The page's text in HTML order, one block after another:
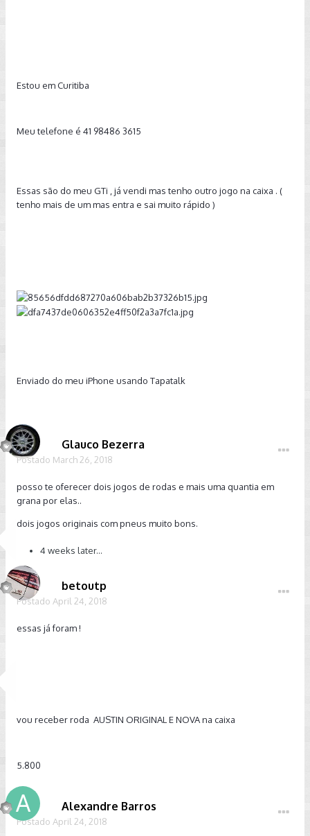
Estou em Curitiba
Meu telefone é 41 98486 3615
Essas são do meu GTi , já vendi mas tenho outro jogo na caixa . (
tenho mais de um mas entra e sai muito rápido )
Enviado do meu iPhone usando Tapatalk
Glauco Bezerra
Postado March 26, 2018
posso te oferecer dois jogos de rodas e mais uma quantia em
grana por elas..
dois jogos originais com pneus muito bons.
4 weeks later...
betoutp
Postado April 24, 2018
essas já foram !
vou receber roda AUSTIN ORIGINAL E NOVA na caixa
5.800
Alexandre Barros
Postado April 24, 2018